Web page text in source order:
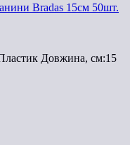
Bradas 15см 50шт.
Довжина, см:15